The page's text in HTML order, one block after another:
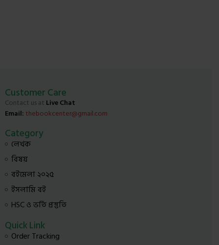
Customer Care
Contact us at Live Chat
Email: thebookcenter@gmail.com
Category
লেখক
বিষয়
বইমেলা ২০২৫
ইসলামি বই
HSC ও ভর্তি প্রস্তুতি
Quick Link
Order Tracking